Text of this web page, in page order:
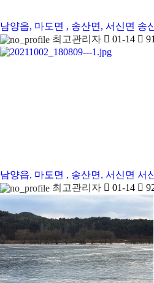
남양읍, 마도면 , 송산면, 서신면 송
최고관리자
01-14
남양읍, 마도면 , 송산면, 서신면 서
최고관리자
01-14